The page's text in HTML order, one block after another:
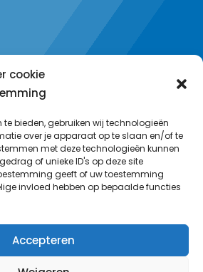
cookie
bieden, gebruiken wij technologieën
over je apparaat op te slaan en/of te
met deze technologieën kunnen
of unieke ID's op deze site
geeft of uw toestemming
invloed hebben op bepaalde functies
Accepteren